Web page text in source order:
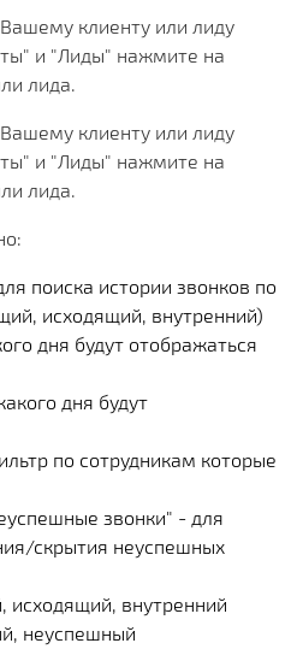
клиенту или лиду
и "Лиды" нажмите на
лида.
клиенту или лиду
и "Лиды" нажмите на
лида.
поиска истории звонков по
исходящий, внутренний)
дня будут отображаться
дня будут
по сотрудникам которые
звонки" - для
скрытия неуспешных
исходящий, внутренний
неуспешный